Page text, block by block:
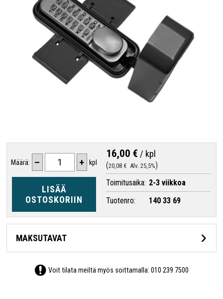
Määrä: – + kpl
LISÄÄ
OSTOSKORIIN
16,00 € / kpl
20,08 € Alv. 25,5%
Toimitusaika: 2-3 viikkoa
Tuotenro:
140 33 69
MAKSUTAVAT
Voit tilata meiltä myös soittamalla:010 239 7500